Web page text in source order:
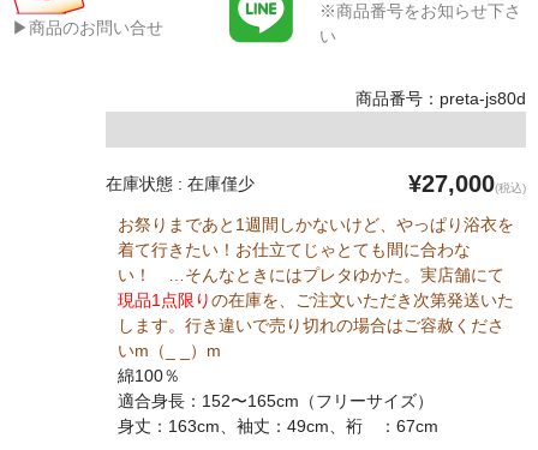
▶商品のお問い合せ
※商品番号をお知らせ下さ
い
商品番号：preta-js80d
在庫状態 : 在庫僅少 ¥27,000(税込)
お祭りまであと1週間しかないけど、やっぱり浴衣を
着て行きたい！お仕立てじゃとても間に合わな
い！ …そんなときにはプレタゆかた。実店舗にて
現品1点限りの在庫を、ご注文いただき次第発送いた
します。行き違いで売り切れの場合はご容赦くださ
いm（_ _）m
綿100％
適合身長：152〜165cm（フリーサイズ）
身丈：163cm、袖丈：49cm、裄 ：67cm